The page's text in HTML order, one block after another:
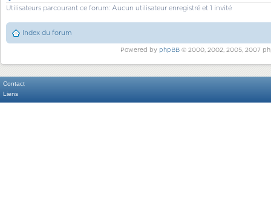
Utilisateurs parcourant ce forum: Aucun utilisateur enregistré et 1 invité
Index du forum
Powered by phpBB© 2000, 2002, 2005, 2007
Contact
Liens